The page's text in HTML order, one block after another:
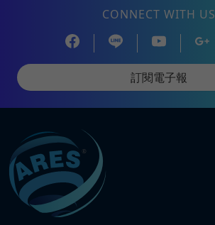
CONNECT WITH US
訂閱電子報